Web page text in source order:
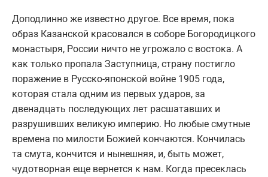
Доподлинно же известно другое. Все время, пока
образ Казанской красовался в соборе Богородицкого
монастыря, России ничто не угрожало с востока. А
как только пропала Заступница, страну постигло
поражение в Русско-японской войне 1905 года,
которая стала одним из первых ударов, за
двенадцать последующих лет расшатавших и
разрушивших великую империю. Но любые смутные
времена по милости Божией кончаются. Кончилась
та смута, кончится и нынешняя, и, быть может,
чудотворная еще вернется к нам. Когда пресеклась